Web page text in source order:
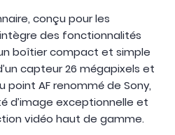
conçu pour les
des fonctionnalités
boîtier compact et simple
capteur 26 mégapixels et
point AF renommé de Sony,
d’image exceptionnelle et
vidéo haut de gamme.